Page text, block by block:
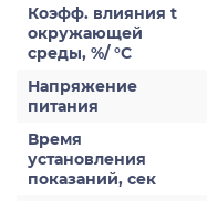
Коэфф. влияния t
окружающей
среды, %/ °С
Напряжение
питания
Время
установления
показаний, сек